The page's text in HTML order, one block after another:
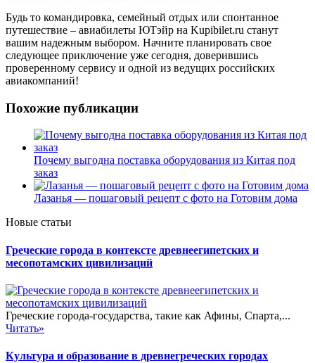
Будь то командировка, семейный отдых или спонтанное
путешествие – авиабилеты ЮТэйр на Kupibilet.ru станут
вашим надежным выбором. Начните планировать свое
следующее приключение уже сегодня, доверившись
проверенному сервису и одной из ведущих российских
авиакомпаний!
Похожие публикации
Почему выгодна поставка оборудования из Китая под
заказ
Лазанья — пошаговый рецепт с фото на Готовим дома
Новые статьи
Греческие города в контексте древнеегипетских и
месопотамских цивилизаций
Греческие города-государства, такие как Афины, Спарта,...
Читать»
Культура и образование в древнегреческих городах